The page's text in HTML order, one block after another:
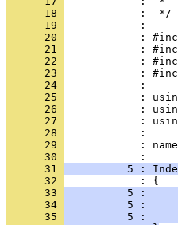
      18
      19
      20
      21
      22
      23
      24
      25
      26
      27
      28
      29
:
      30
      31
5 :
      32
      33
5 :
      34
5 :
      35
5 :